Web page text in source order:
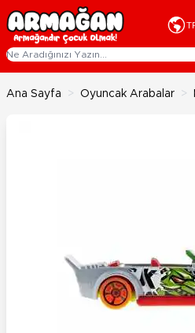
İçeriğe geç
Ana Sayfa > Oyuncak Arabalar >